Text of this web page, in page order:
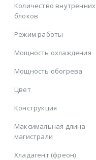
Количество внутренних
блоков
Режим работы
Мощность охлаждения
Мощность обогрева
Цвет
Конструкция
Максимальная длина
магистрали
Хладагент (фреон)